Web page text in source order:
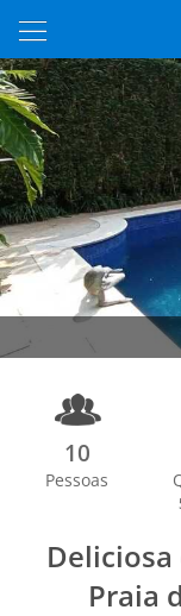
10
Pessoas
Praia